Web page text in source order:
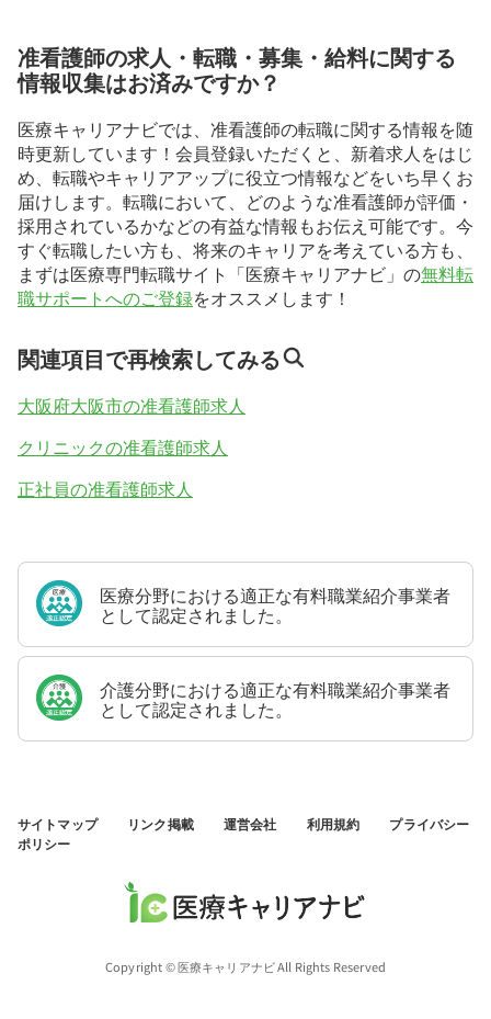
准看護師の求人・転職・募集・給料に関する
情報収集はお済みですか？
医療キャリアナビでは、准看護師の転職に関する情報を随
時更新しています！会員登録いただくと、新着求人をはじ
め、転職やキャリアアップに役立つ情報などをいち早くお
届けします。転職において、どのような准看護師が評価・
採用されているかなどの有益な情報もお伝え可能です。今
すぐ転職したい方も、将来のキャリアを考えている方も、
まずは医療専門転職サイト「医療キャリアナビ」の無料転
職サポートへのご登録をオススメします！
関連項目で再検索してみる
大阪府大阪市の准看護師求人
クリニックの准看護師求人
正社員の准看護師求人
医療分野における適正な有料職業紹介事業者
として認定されました。
介護分野における適正な有料職業紹介事業者
として認定されました。
サイトマップ リンク掲載 運営会社 利用規約
プライバシー
ポリシー
Copyright © 医療キャリアナビ All Rights Reserved